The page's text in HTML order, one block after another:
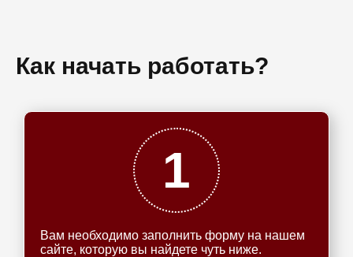
Как начать работать?
1
Вам необходимо заполнить форму на нашем
сайте, которую вы найдете чуть ниже.